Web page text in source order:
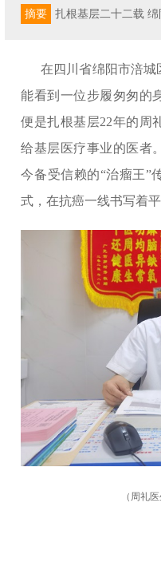
摘要 扎根基层二十二载
在四川省绵阳市涪城
能看到一位步履匆匆的
便是扎根基层22年的周
给基层医疗事业的医者
今备受信赖的“治瘤王”
式，在抗癌一线书写着
（周礼